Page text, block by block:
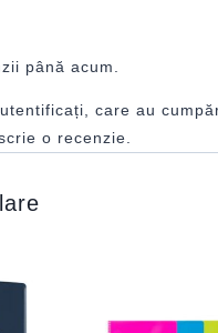
până acum.
care au
o recenzie.